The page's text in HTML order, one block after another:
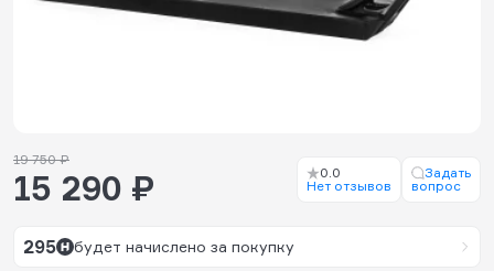
19 750 ₽
15 290 ₽
0.0
Нет отзывов
Задать
вопрос
295 будет начислено за покупку